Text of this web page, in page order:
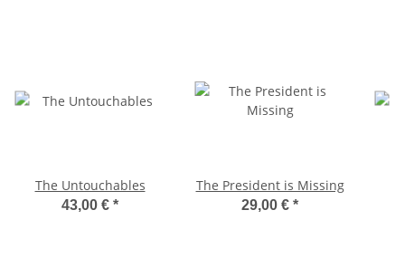
The Untouchables
43,00 € *
The President is Missing
29,00 € *